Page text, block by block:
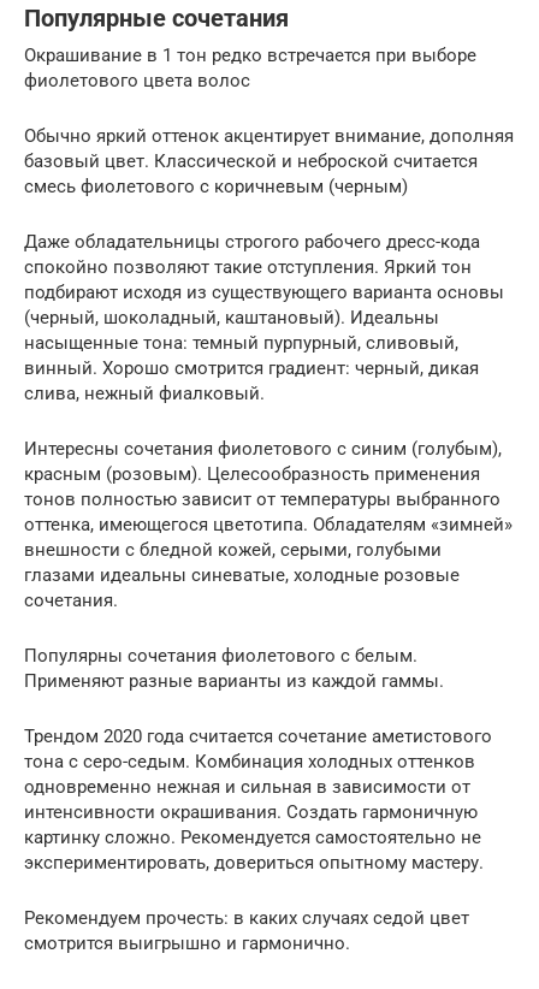
Популярные сочетания
Окрашивание в 1 тон редко встречается при выборе
фиолетового цвета волос
Обычно яркий оттенок акцентирует внимание, дополняя
базовый цвет. Классической и неброской считается
смесь фиолетового с коричневым (черным)
Даже обладательницы строгого рабочего дресс-кода
спокойно позволяют такие отступления. Яркий тон
подбирают исходя из существующего варианта основы
(черный, шоколадный, каштановый). Идеальны
насыщенные тона: темный пурпурный, сливовый,
винный. Хорошо смотрится градиент: черный, дикая
слива, нежный фиалковый.
Интересны сочетания фиолетового с синим (голубым),
красным (розовым). Целесообразность применения
тонов полностью зависит от температуры выбранного
оттенка, имеющегося цветотипа. Обладателям «зимней»
внешности с бледной кожей, серыми, голубыми
глазами идеальны синеватые, холодные розовые
сочетания.
Популярны сочетания фиолетового с белым.
Применяют разные варианты из каждой гаммы.
Трендом 2020 года считается сочетание аметистового
тона с серо-седым. Комбинация холодных оттенков
одновременно нежная и сильная в зависимости от
интенсивности окрашивания. Создать гармоничную
картинку сложно. Рекомендуется самостоятельно не
экспериментировать, довериться опытному мастеру.
Рекомендуем прочесть: в каких случаях седой цвет
смотрится выигрышно и гармонично.